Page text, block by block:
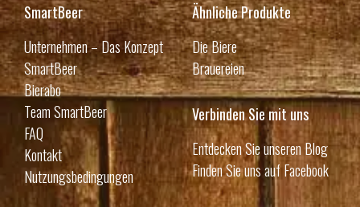
SmartBeer
Unternehmen – Das Konzept
SmartBeer
Bierabo
Team SmartBeer
FAQ
Kontakt
Nutzungsbedingungen
Ähnliche Produkte
Die Biere
Brauereien
Verbinden Sie mit uns
Entdecken Sie unseren Blog
Finden Sie uns auf Facebook